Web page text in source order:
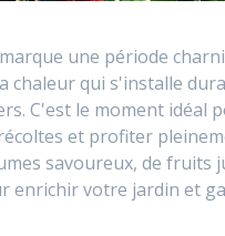
une période
chaleur qui s'installe
C'est le moment idéal
et profiter
savoureux, de fruits
enrichir votre jardin et